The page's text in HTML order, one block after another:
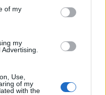
of my
my
Use,
of my
with the
εξήγηση για ποιο
έχει παρατηρήσει το
τα παρακάτω
κλειδί (δεξιά από
"Settings". Θα